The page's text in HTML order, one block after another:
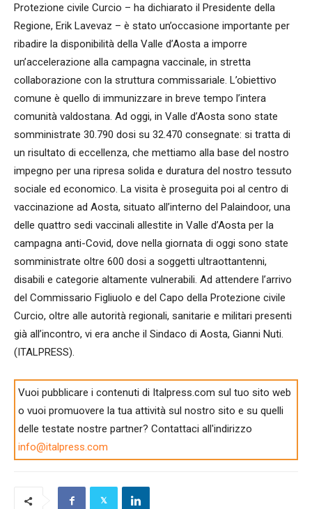
Protezione civile Curcio – ha dichiarato il Presidente della
Regione, Erik Lavevaz – è stato un’occasione importante per
ribadire la disponibilità della Valle d’Aosta a imporre
un’accelerazione alla campagna vaccinale, in stretta
collaborazione con la struttura commissariale. L’obiettivo
comune è quello di immunizzare in breve tempo l’intera
comunità valdostana. Ad oggi, in Valle d’Aosta sono state
somministrate 30.790 dosi su 32.470 consegnate: si tratta di
un risultato di eccellenza, che mettiamo alla base del nostro
impegno per una ripresa solida e duratura del nostro tessuto
sociale ed economico. La visita è proseguita poi al centro di
vaccinazione ad Aosta, situato all’interno del Palaindoor, una
delle quattro sedi vaccinali allestite in Valle d’Aosta per la
campagna anti-Covid, dove nella giornata di oggi sono state
somministrate oltre 600 dosi a soggetti ultraottantenni,
disabili e categorie altamente vulnerabili. Ad attendere l’arrivo
del Commissario Figliuolo e del Capo della Protezione civile
Curcio, oltre alle autorità regionali, sanitarie e militari presenti
già all’incontro, vi era anche il Sindaco di Aosta, Gianni Nuti.
(ITALPRESS).
Vuoi pubblicare i contenuti di Italpress.com sul tuo sito web
o vuoi promuovere la tua attività sul nostro sito e su quelli
delle testate nostre partner? Contattaci all'indirizzo
info@italpress.com